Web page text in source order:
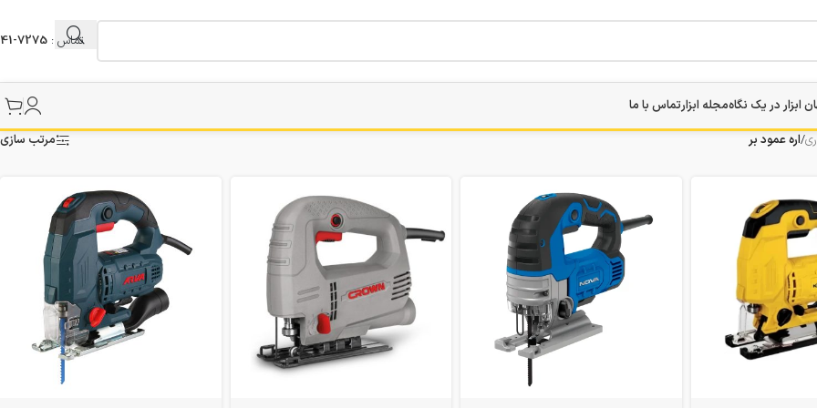
تماس : 7275-041
ابزار در یک نگاهمجله ابزارتماس با ما
/اره عمود بر مرتب سازی